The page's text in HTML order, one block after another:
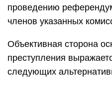
проведению
членов указанных
Объективная сторона
преступления
следующих